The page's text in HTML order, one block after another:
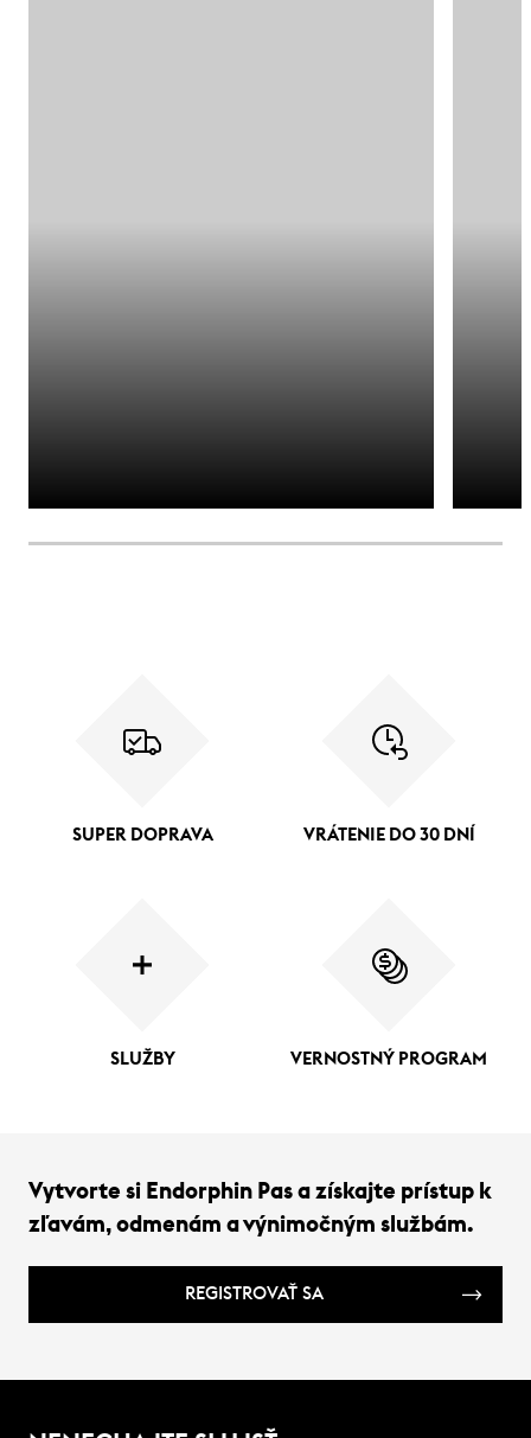
SUPER DOPRAVA VRÁTENIE DO 30 DNÍ
SLUŽBY VERNOSTNÝ PROGRAM
Vytvorte si Endorphin Pas a získajte prístup k
zľavám, odmenám a výnimočným službám.
REGISTROVAŤ SA